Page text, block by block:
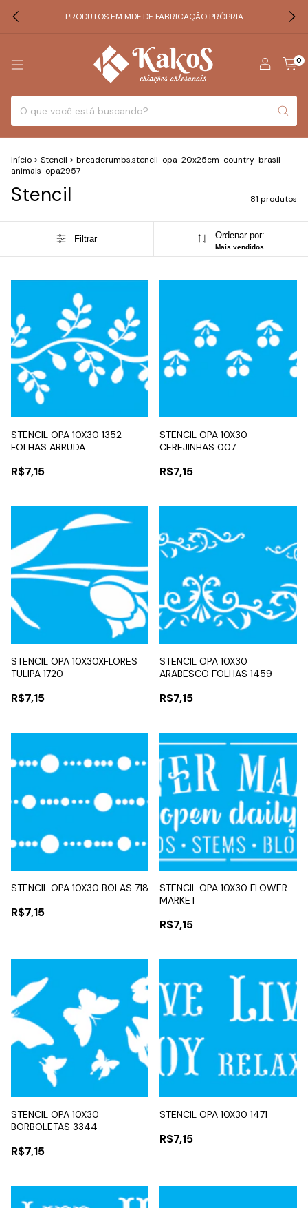
PRODUTOS EM MDF DE FABRICAÇÃO PRÓPRIA
0
Início > Stencil > breadcrumbs.stencil-opa-20x25cm-country-brasil-
animais-opa2957
Stencil 81 produtos
Filtrar Ordenar por:
Mais vendidos
STENCIL OPA 10X30 1352
FOLHAS ARRUDA
R$7,15
STENCIL OPA 10X30
CEREJINHAS 007
R$7,15
STENCIL OPA 10X30XFLORES
TULIPA 1720
R$7,15
STENCIL OPA 10X30
ARABESCO FOLHAS 1459
R$7,15
STENCIL OPA 10X30 BOLAS 718
R$7,15
STENCIL OPA 10X30 FLOWER
MARKET
R$7,15
STENCIL OPA 10X30
BORBOLETAS 3344
R$7,15
STENCIL OPA 10X30 1471
R$7,15